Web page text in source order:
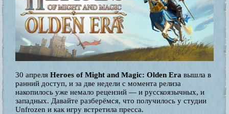
30 апреля Heroes of Might and Magic: Olden Era вышла в
ранний доступ, и за две недели с момента релиза
накопилось уже немало рецензий — и русскоязычных, и
западных. Давайте разберёмся, что получилось у студии
Unfrozen и как игру встретила пресса.